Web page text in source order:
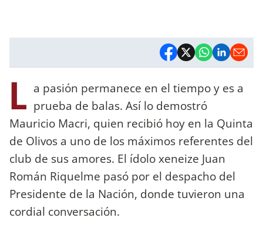
L a pasión permanece en el tiempo y es a
prueba de balas. Así lo demostró
Mauricio Macri, quien recibió hoy en la Quinta
de Olivos a uno de los máximos referentes del
club de sus amores. El ídolo xeneize Juan
Román Riquelme pasó por el despacho del
Presidente de la Nación, donde tuvieron una
cordial conversación.